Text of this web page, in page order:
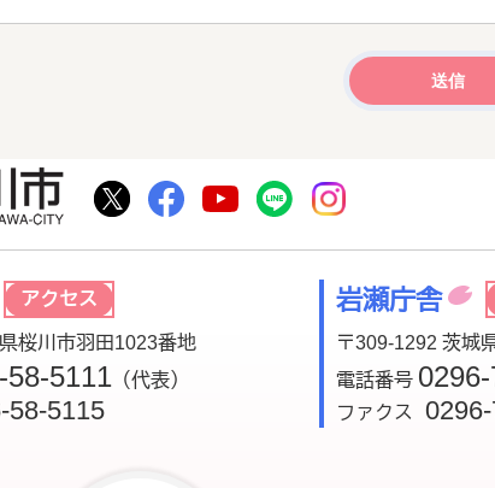
桜川市公式Twitter
桜川市公式Facebook
桜川市公式YouTube
桜川市公式LINE
アクセス
桜川市羽田1023番地
58-5111 （代表）
58-5115
岩瀬庁舎
〒309-1292 茨城
電話番号
ファクス